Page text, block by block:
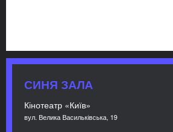
СИНЯ ЗАЛА
Кінотеатр «Київ»
вул. Велика Васильківська, 19